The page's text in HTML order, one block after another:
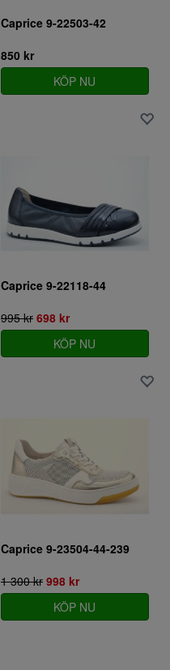
Caprice 9-22503-42
850 kr
KÖP NU
Caprice 9-22118-44
995 kr 698 kr
KÖP NU
Caprice 9-23504-44-239
1 300 kr 998 kr
KÖP NU